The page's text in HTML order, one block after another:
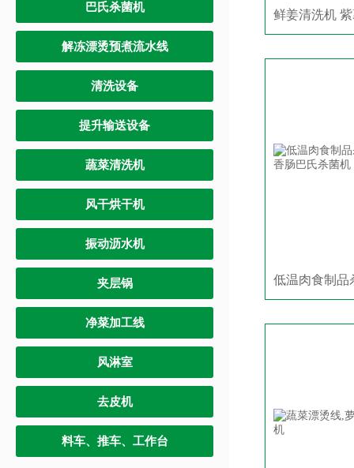
巴氏杀菌机
解冻漂烫预煮流水线
清洗设备
提升输送设备
蔬菜清洗机
风干烘干机
振动沥水机
夹层锅
净菜加工线
风淋室
去皮机
料车、推车、工作台